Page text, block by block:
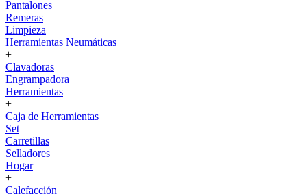
Pantalones
Remeras
Limpieza
Herramientas Neumáticas
+
Clavadoras
Engrampadora
Herramientas
+
Caja de Herramientas
Set
Carretillas
Selladores
Hogar
+
Calefacción